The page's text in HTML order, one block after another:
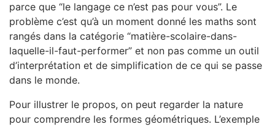
parce que “le langage ce n’est pas pour vous”. Le
problème c’est qu’à un moment donné les maths sont
rangés dans la catégorie “matière-scolaire-dans-
laquelle-il-faut-performer” et non pas comme un outil
d’interprétation et de simplification de ce qui se passe
dans le monde.
Pour illustrer le propos, on peut regarder la nature
pour comprendre les formes géométriques. L’exemple